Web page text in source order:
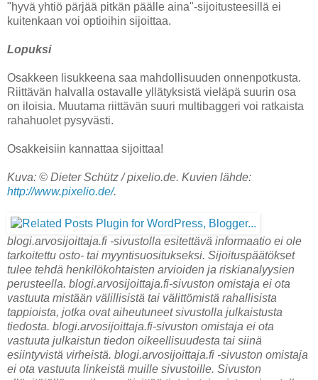
"hyvä yhtiö pärjää pitkän päälle aina"-sijoitusteesillä ei
kuitenkaan voi optioihin sijoittaa.
Lopuksi
Osakkeen lisukkeena saa mahdollisuuden onnenpotkusta.
Riittävän halvalla ostavalle yllätyksistä vieläpä suurin osa
on iloisia. Muutama riittävän suuri multibaggeri voi ratkaista
rahahuolet pysyvästi.
Osakkeisiin kannattaa sijoittaa!
Kuva: © Dieter Schütz / pixelio.de. Kuvien lähde:
http://www.pixelio.de/.
blogi.arvosijoittaja.fi -sivustolla esitettävä informaatio ei ole
tarkoitettu osto- tai myyntisuositukseksi. Sijoituspäätökset
tulee tehdä henkilökohtaisten arvioiden ja riskianalyysien
perusteella. blogi.arvosijoittaja.fi-sivuston omistaja ei ota
vastuuta mistään välillisistä tai välittömistä rahallisista
tappioista, jotka ovat aiheutuneet sivustolla julkaistusta
tiedosta. blogi.arvosijoittaja.fi-sivuston omistaja ei ota
vastuuta julkaistun tiedon oikeellisuudesta tai siinä
esiintyvistä virheistä. blogi.arvosijoittaja.fi -sivuston omistaja
ei ota vastuuta linkeistä muille sivustoille. Sivuston